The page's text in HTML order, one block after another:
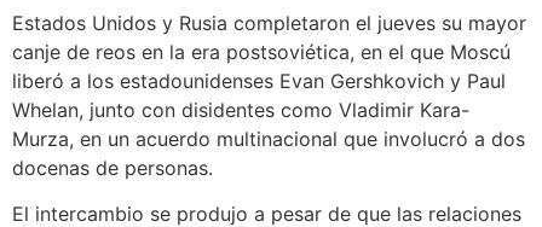
Estados Unidos y Rusia completaron el jueves su mayor
canje de reos en la era postsoviética, en el que Moscú
liberó a los estadounidenses Evan Gershkovich y Paul
Whelan, junto con disidentes como Vladimir Kara-
Murza, en un acuerdo multinacional que involucró a dos
docenas de personas.
El intercambio se produjo a pesar de que las relaciones